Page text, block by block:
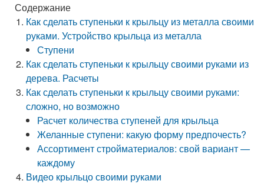
Содержание
Как сделать ступеньки к крыльцу из металла своими
руками. Устройство крыльца из металла
Ступени
Как сделать ступеньки к крыльцу своими руками из
дерева. Расчеты
Как сделать ступеньки к крыльцу своими руками:
сложно, но возможно
Расчет количества ступеней для крыльца
Желанные ступени: какую форму предпочесть?
Ассортимент стройматериалов: свой вариант —
каждому
Видео крыльцо своими руками